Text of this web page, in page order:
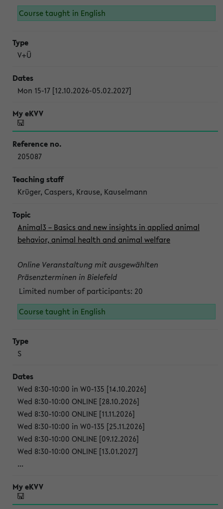
Course taught in English
V+Ü
Mon 15-17 [12.10.2026-05.02.2027]
205087
Krüger, Caspers, Krause, Kauselmann
Animal3 – Basics and new insights in applied animal
behavior, animal health and animal welfare
Online Veranstaltung mit ausgewählten
Präsenzterminen in Bielefeld
Limited number of participants: 20
Course taught in English
S
Wed 8:30-10:00 in W0-135 [14.10.2026]
Wed 8:30-10:00 ONLINE [28.10.2026]
Wed 8:30-10:00 ONLINE [11.11.2026]
Wed 8:30-10:00 in W0-135 [25.11.2026]
Wed 8:30-10:00 ONLINE [09.12.2026]
Wed 8:30-10:00 ONLINE [13.01.2027]
...